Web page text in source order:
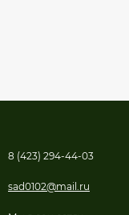
8 (423) 294-44-03
sad0102@mail.ru